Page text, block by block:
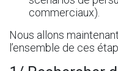
commerciaux).
Nous allons
l’ensemble de ces